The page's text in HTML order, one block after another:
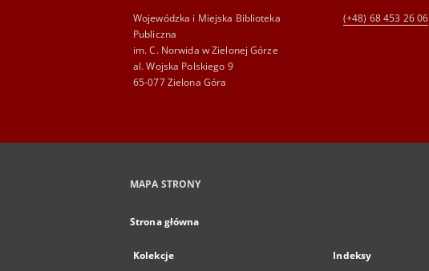
Wojewódzka i Miejska Biblioteka
Publiczna
im. C. Norwida w Zielonej Górze
al. Wojska Polskiego 9
65-077 Zielona Góra
(+48) 68 453 26 06
MAPA STRONY
Strona główna
Kolekcje Indeksy